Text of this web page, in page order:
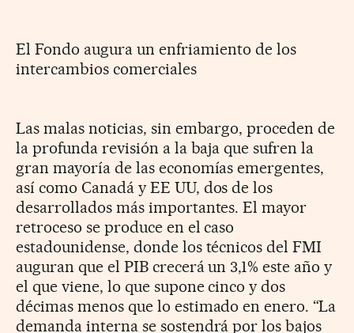
El Fondo augura un enfriamiento de los
intercambios comerciales
Las malas noticias, sin embargo, proceden de
la profunda revisión a la baja que sufren la
gran mayoría de las economías emergentes,
así como Canadá y EE UU, dos de los
desarrollados más importantes. El mayor
retroceso se produce en el caso
estadounidense, donde los técnicos del FMI
auguran que el PIB crecerá un 3,1% este año y
el que viene, lo que supone cinco y dos
décimas menos que lo estimado en enero. “La
demanda interna se sostendrá por los bajos